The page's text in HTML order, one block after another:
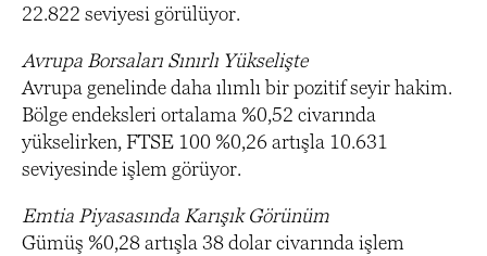
22.822 seviyesi görülüyor.
Avrupa Borsaları Sınırlı Yükselişte
Avrupa genelinde daha ılımlı bir pozitif seyir hakim.
Bölge endeksleri ortalama %0,52 civarında
yükselirken, FTSE 100 %0,26 artışla 10.631
seviyesinde işlem görüyor.
Emtia Piyasasında Karışık Görünüm
Gümüş %0,28 artışla 38 dolar civarında işlem